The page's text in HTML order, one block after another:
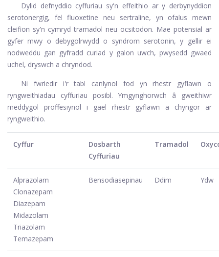
Dylid defnyddio cyffuriau sy'n effeithio ar y derbynyddion
serotonergig, fel fluoxetine neu sertraline, yn ofalus mewn
cleifion sy'n cymryd tramadol neu ocsitodon. Mae potensial ar
gyfer mwy o debygolrwydd o syndrom serotonin, y gellir ei
nodweddu gan gyfradd curiad y galon uwch, pwysedd gwaed
uchel, dryswch a chryndod.
Ni fwriedir i'r tabl canlynol fod yn rhestr gyflawn o
ryngweithiadau cyffuriau posibl. Ymgynghorwch â gweithiwr
meddygol proffesiynol i gael rhestr gyflawn a chyngor ar
ryngweithio.
Cyffur
Dosbarth
Cyffuriau
Tramadol
Alprazolam
Clonazepam
Diazepam
Midazolam
Triazolam
Temazepam
Bensodiasepinau Ddim Ydw